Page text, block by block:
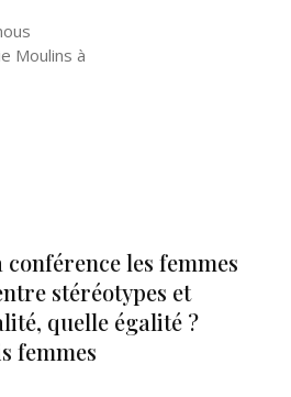
Moulins à
les femmes
stéréotypes et
quelle égalité ?
femmes